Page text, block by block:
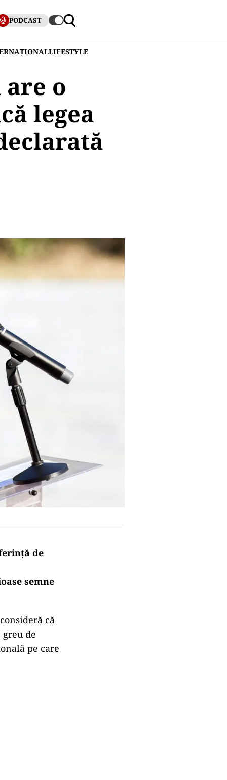
PODCAST
LIFESTYLE
o
legea
de
semne
că
greu de
pe care